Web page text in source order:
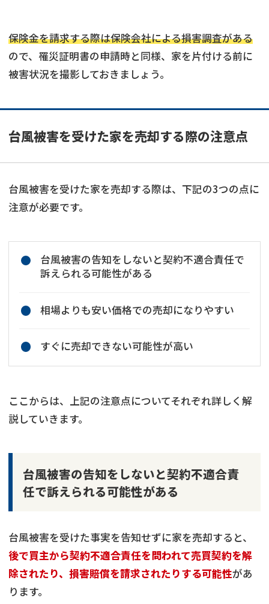
保険金を請求する際は保険会社による損害調査がある
ので、罹災証明書の申請時と同様、家を片付ける前に
被害状況を撮影しておきましょう。
台風被害を受けた家を売却する際の注意点
台風被害を受けた家を売却する際は、下記の3つの点に
注意が必要です。
台風被害の告知をしないと契約不適合責任で
訴えられる可能性がある
相場よりも安い価格での売却になりやすい
すぐに売却できない可能性が高い
ここからは、上記の注意点についてそれぞれ詳しく解
説していきます。
台風被害の告知をしないと契約不適合責
任で訴えられる可能性がある
台風被害を受けた事実を告知せずに家を売却すると、
後で買主から契約不適合責任を問われて売買契約を解
除されたり、損害賠償を請求されたりする可能性があ
ります。